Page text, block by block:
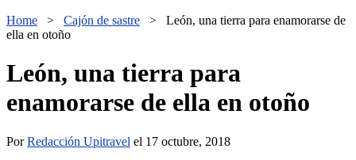
Home > Cajón de sastre > León, una tierra para enamorarse de
ella en otoño
León, una tierra para
enamorarse de ella en otoño
PorRedacción Upitravel el 17 octubre, 2018